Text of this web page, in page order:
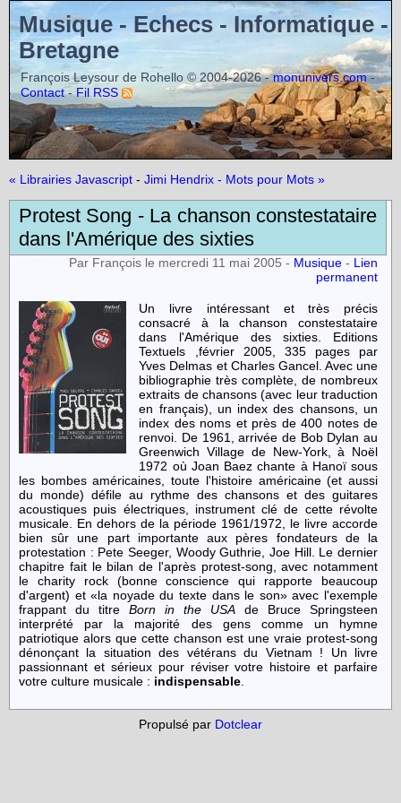
Musique - Echecs - Informatique -
Bretagne
François Leysour de Rohello © 2004-2026 -monunivers.com-
Contact-Fil RSS
« Librairies Javascript - Jimi Hendrix - Mots pour Mots »
Protest Song - La chanson constestataire
dans l'Amérique des sixties
Par François le mercredi 11 mai 2005 - Musique - Lien
permanent
Un livre intéressant et très précis
consacré à la chanson constestataire
dans l'Amérique des sixties. Editions
Textuels ,février 2005, 335 pages par
Yves Delmas et Charles Gancel. Avec une
bibliographie très complète, de nombreux
extraits de chansons (avec leur traduction
en français), un index des chansons, un
index des noms et près de 400 notes de
renvoi. De 1961, arrivée de Bob Dylan au
Greenwich Village de New-York, à Noël
1972 où Joan Baez chante à Hanoï sous
les bombes américaines, toute l'histoire américaine (et aussi
du monde) défile au rythme des chansons et des guitares
acoustiques puis électriques, instrument clé de cette révolte
musicale. En dehors de la période 1961/1972, le livre accorde
bien sûr une part importante aux pères fondateurs de la
protestation : Pete Seeger, Woody Guthrie, Joe Hill. Le dernier
chapitre fait le bilan de l'après protest-song, avec notamment
le charity rock (bonne conscience qui rapporte beaucoup
d'argent) et la noyade du texte dans le son avec l'exemple
frappant du titre Born in the USA de Bruce Springsteen
interprété par la majorité des gens comme un hymne
patriotique alors que cette chanson est une vraie protest-song
dénonçant la situation des vétérans du Vietnam ! Un livre
passionnant et sérieux pour réviser votre histoire et parfaire
votre culture musicale : indispensable
Propulsé par Dotclear